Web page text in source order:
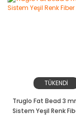
TÜKENDİ
Truglo Fat Bead 3
Sistem Yeşil Renk